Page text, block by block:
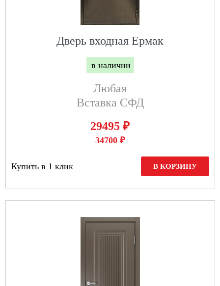
Дверь входная Ермак
в наличии
Любая
Вставка СФД
29495 ₽
34700 ₽
Купить в 1 клик В КОРЗИНУ